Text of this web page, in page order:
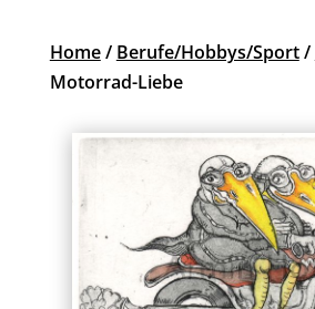
Home/ Berufe/Hobbys/Sport/
Motorrad-Liebe